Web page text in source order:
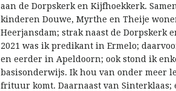
aan de Dorpskerk en Kijfhoekkerk.
kinderen Douwe, Myrthe en Theije
Heerjansdam; strak naast de Dorpskerk
2021 was ik predikant in Ermelo;
en eerder in Apeldoorn; ook stond ik
basisonderwijs. Ik hou van onder meer
frituur komt. Daarnaast van